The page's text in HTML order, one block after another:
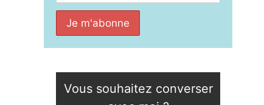
Vous souhaitez converser